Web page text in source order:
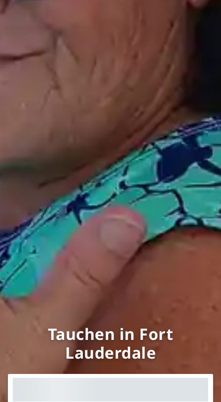
Tauchen in Fort
Lauderdale